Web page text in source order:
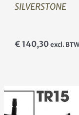
SILVERSTONE
€ 140,30 excl. BTW